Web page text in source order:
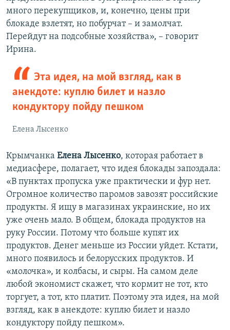
много перекупщиков, и, конечно, цены при
блокаде взлетят, но побурчат – и замолчат.
Перейдут на подсобные хозяйства», – говорит
Ирина.
Эта идея, на мой взгляд, как в
анекдоте: куплю билет и назло
кондуктору пойду пешком
Елена Лысенко
Крымчанка Елена Лысенко, которая работает в
медиасфере, полагает, что идея блокады запоздала:
«В пунктах пропуска уже практически и фур нет.
Огромное количество паромов завозят российские
продукты. Я ищу в магазинах украинские, но их
уже очень мало. В общем, блокада продуктов на
руку России. Потому что больше купят их
продуктов. Денег меньше из России уйдет. Кстати,
много появилось и белорусских продуктов. И
«молочка», и колбасы, и сыры. На самом деле
любой экономист скажет, что кормит не тот, кто
торгует, а тот, кто платит. Поэтому эта идея, на мой
взгляд, как в анекдоте: куплю билет и назло
кондуктору пойду пешком».